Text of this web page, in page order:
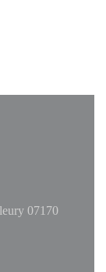
07170
nuova finestra))